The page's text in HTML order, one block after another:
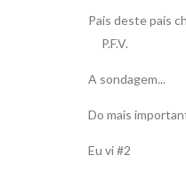
Pais deste país
P.F.V.
A sondagem...
Do mais
Eu vi #2